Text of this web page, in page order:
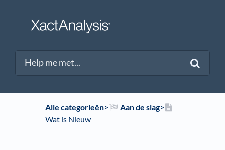
Alle categorieën​>​ ​Aan de slag​>​
Wat is Nieuw